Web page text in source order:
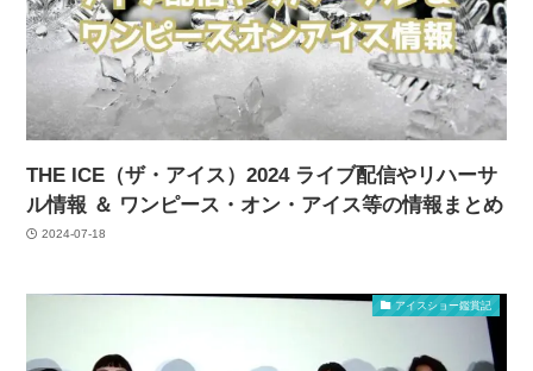
THE ICE（ザ・アイス）2024 ライブ配信やリハーサ
ル情報 ＆ ワンピース・オン・アイス等の情報まとめ
2024-07-18
アイスショー鑑賞記